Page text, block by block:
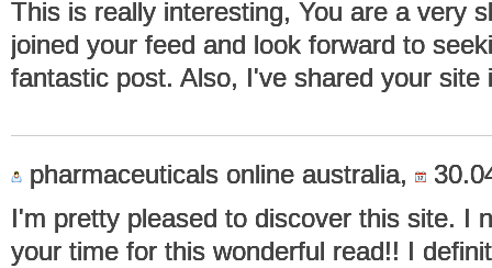
This is really interesting, You are a very
joined your feed and look forward to
fantastic post. Also, I've shared your site
pharmaceuticals online australia,
I'm pretty pleased to discover this site. I
your time for this wonderful read!! I